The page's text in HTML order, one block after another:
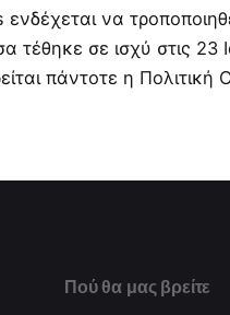
να
τέθηκε σε ισχύ στις
πάντοτε η
Πού θα μας βρείτε